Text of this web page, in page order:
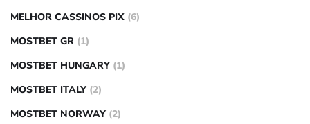
MELHOR CASSINOS PIX (6)
MOSTBET GR (1)
MOSTBET HUNGARY (1)
MOSTBET ITALY (2)
MOSTBET NORWAY (2)